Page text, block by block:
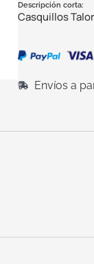
Descripción corta:
Casquillos
Envíos a